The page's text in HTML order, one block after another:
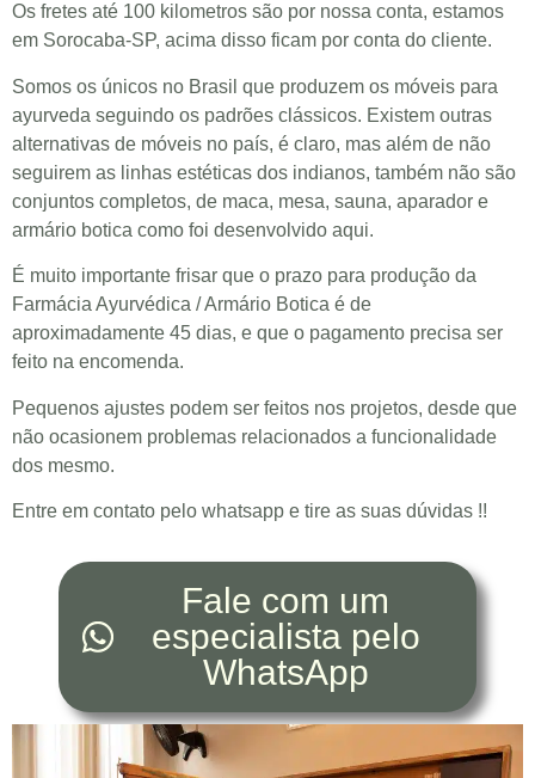
Os fretes até 100 kilometros são por nossa conta, estamos
em Sorocaba-SP, acima disso ficam por conta do cliente.
Somos os únicos no Brasil que produzem os móveis para
ayurveda seguindo os padrões clássicos. Existem outras
alternativas de móveis no país, é claro, mas além de não
seguirem as linhas estéticas dos indianos, também não são
conjuntos completos, de maca, mesa, sauna, aparador e
armário botica como foi desenvolvido aqui.
É muito importante frisar que o prazo para produção da
Farmácia Ayurvédica / Armário Botica é de
aproximadamente 45 dias, e que o pagamento precisa ser
feito na encomenda.
Pequenos ajustes podem ser feitos nos projetos, desde que
não ocasionem problemas relacionados a funcionalidade
dos mesmo.
Entre em contato pelo whatsapp e tire as suas dúvidas !!
Fale com um
especialista pelo
WhatsApp